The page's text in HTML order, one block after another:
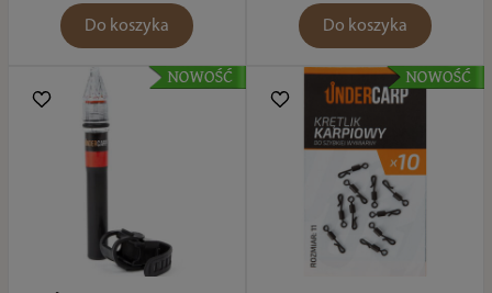
Do koszyka Do koszyka